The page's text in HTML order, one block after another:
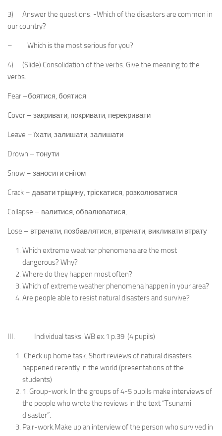
3) Answer the questions: -Which of the disasters are common in
our country?
– Which is the most serious for you?
4) (Slide) Consolidation of the verbs. Give the meaning to the
verbs.
Fear –боятися, боятися
Cover – закривати, покривати, перекривати
Leave – їхати, залишати, залишати
Drown – тонути
Snow – заносити снігом
Crack – давати тріщину, тріскатися, розколюватися
Collapse – валитися, обвалюватися,
Lose – втрачати, позбавлятися, втрачати, викликати втрату
Which extreme weather phenomena are the most
dangerous? Why?
Where do they happen most often?
Which of extreme weather phenomena happen in your area?
Are people able to resist natural disasters and survive?
III. Individual tasks: WB ex.1 p.39 (4 pupils)
Check up home task. Short reviews of natural disasters
happened recently in the world (presentations of the
students)
1. Group-work. In the groups of 4-5 pupils make interviews of
the people who wrote the reviews in the text “Tsunami
disaster”.
Pair-work.Make up an interview of the person who survived in